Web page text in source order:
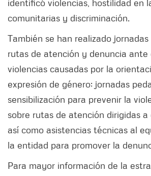
identificó violencias, hostilidad en
comunitarias y discriminación.
También se han realizado
rutas de atención y denuncia ante
violencias causadas por la
expresión de género; jornadas
sensibilización para prevenir la
sobre rutas de atención dirigidas a
así como asistencias técnicas al
la entidad para promover la
Para mayor información de la